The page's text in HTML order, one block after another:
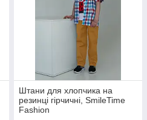
Штани для хлопчика на
резинці гірчичні, SmileTime
Fashion